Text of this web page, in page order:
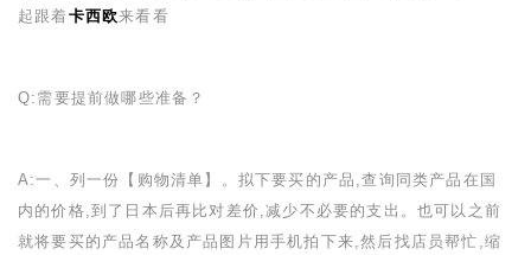
起跟着卡西欧来看看
Q: 需要提前做哪些准备？
A:一、列一份【购物清单】。拟下要买的产品,查询同类产品在国
内的价格,到了日本后再比对差价,减少不必要的支出。也可以之前
就将要买的产品名称及产品图片用手机拍下来,然后找店员帮忙,缩